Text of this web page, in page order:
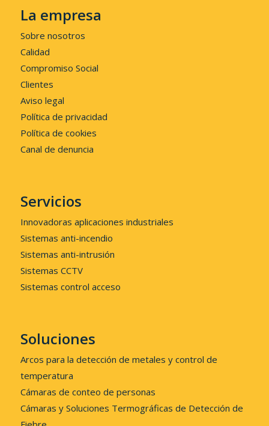
La empresa
Sobre nosotros
Calidad
Compromiso Social
Clientes
Aviso legal
Política de privacidad
Política de cookies
Canal de denuncia
Servicios
Innovadoras aplicaciones industriales
Sistemas anti-incendio
Sistemas anti-intrusión
Sistemas CCTV
Sistemas control acceso
Soluciones
Arcos para la detección de metales y control de
temperatura
Cámaras de conteo de personas
Cámaras y Soluciones Termográficas de Detección de